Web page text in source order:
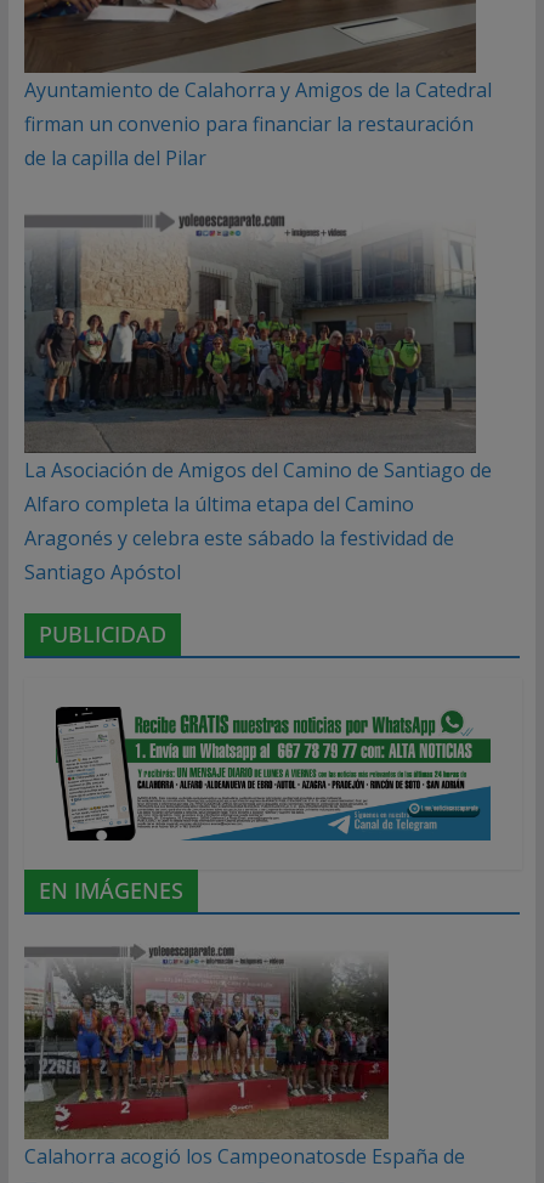
Ayuntamiento de Calahorra y Amigos de la Catedral
firman un convenio para financiar la restauración
de la capilla del Pilar
La Asociación de Amigos del Camino de Santiago de
Alfaro completa la última etapa del Camino
Aragonés y celebra este sábado la festividad de
Santiago Apóstol
PUBLICIDAD
EN IMÁGENES
Calahorra acogió los Campeonatosde España de